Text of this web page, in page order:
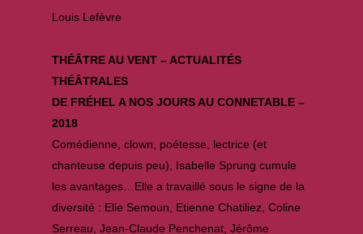
Louis Lefèvre
THÉÂTRE AU VENT – ACTUALITÉS
THÉÂTRALES
DE FRÉHEL A NOS JOURS AU CONNETABLE –
2018
Comédienne, clown, poétesse, lectrice (et
chanteuse depuis peu), Isabelle Sprung cumule
les avantages…Elle a travaillé sous le signe de la
diversité : Elie Semoun, Etienne Chatiliez, Coline
Serreau, Jean-Claude Penchenat, Jérôme